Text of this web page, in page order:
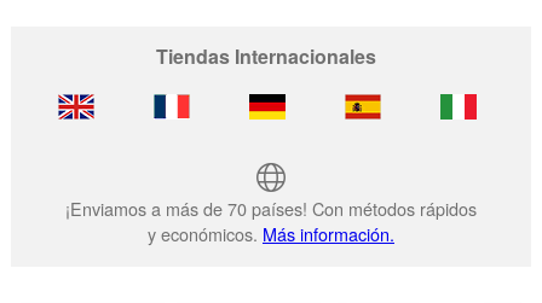
Tiendas Internacionales
¡Enviamos a más de 70 países! Con métodos rápidos
y económicos. Más información.